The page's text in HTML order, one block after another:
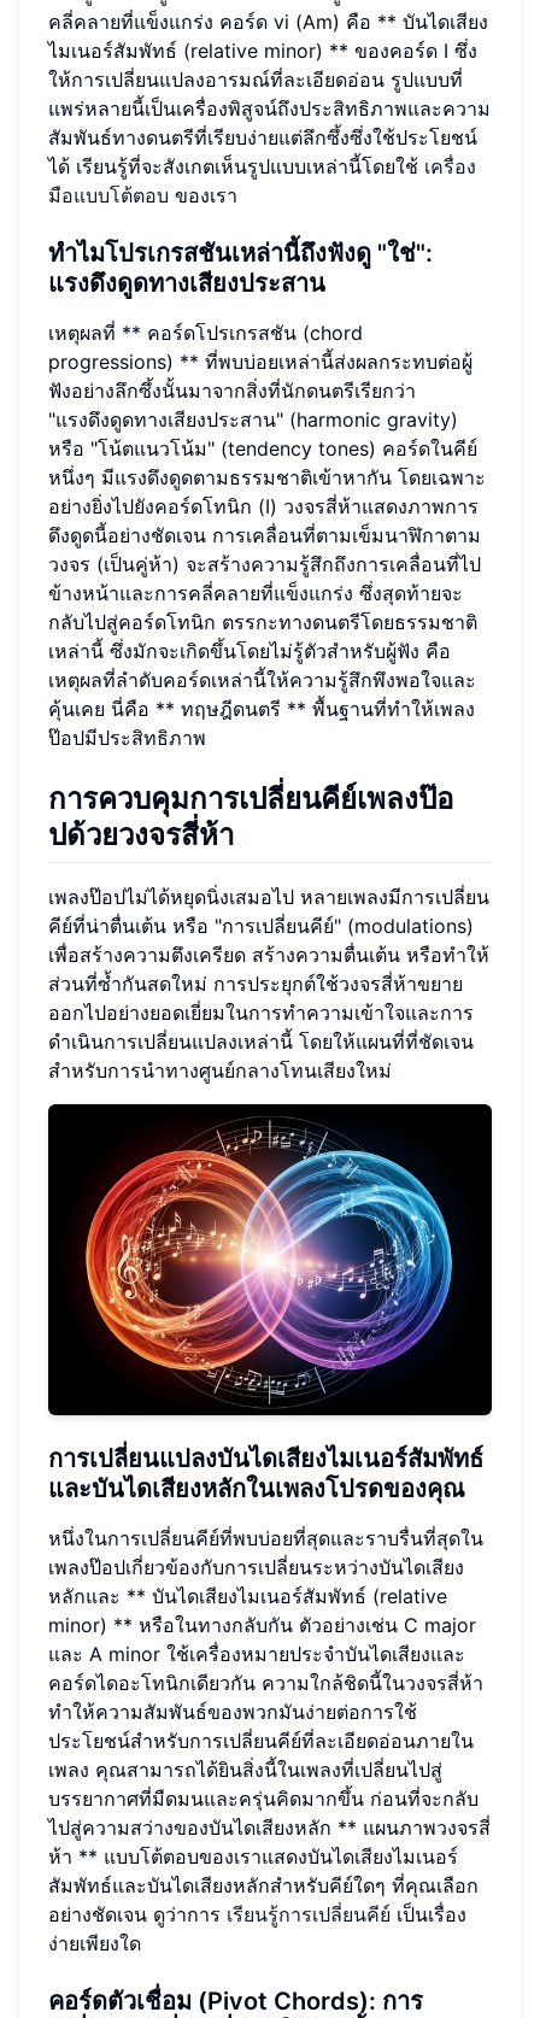
คลี่คลายที่แข็งแกร่ง คอร์ด vi (Am) คือ ** บันไดเสียง
ไมเนอร์สัมพัทธ์ (relative minor) ** ของคอร์ด I ซึ่ง
ให้การเปลี่ยนแปลงอารมณ์ที่ละเอียดอ่อน รูปแบบที่
แพร่หลายนี้เป็นเครื่องพิสูจน์ถึงประสิทธิภาพและความ
สัมพันธ์ทางดนตรีที่เรียบง่ายแต่ลึกซึ้งซึ่งใช้ประโยชน์
ได้ เรียนรู้ที่จะสังเกตเห็นรูปแบบเหล่านี้โดยใช้ เครื่อง
มือแบบโต้ตอบ ของเรา
ทำไมโปรเกรสชันเหล่านี้ถึงฟังดู "ใช่":
แรงดึงดูดทางเสียงประสาน
เหตุผลที่ ** คอร์ดโปรเกรสชัน (chord
progressions) ** ที่พบบ่อยเหล่านี้ส่งผลกระทบต่อผู้
ฟังอย่างลึกซึ้งนั้นมาจากสิ่งที่นักดนตรีเรียกว่า
"แรงดึงดูดทางเสียงประสาน" (harmonic gravity)
หรือ "โน้ตแนวโน้ม" (tendency tones) คอร์ดในคีย์
หนึ่งๆ มีแรงดึงดูดตามธรรมชาติเข้าหากัน โดยเฉพาะ
อย่างยิ่งไปยังคอร์ดโทนิก (I) วงจรสี่ห้าแสดงภาพการ
ดึงดูดนี้อย่างชัดเจน การเคลื่อนที่ตามเข็มนาฬิกาตาม
วงจร (เป็นคู่ห้า) จะสร้างความรู้สึกถึงการเคลื่อนที่ไป
ข้างหน้าและการคลี่คลายที่แข็งแกร่ง ซึ่งสุดท้ายจะ
กลับไปสู่คอร์ดโทนิก ตรรกะทางดนตรีโดยธรรมชาติ
เหล่านี้ ซึ่งมักจะเกิดขึ้นโดยไม่รู้ตัวสำหรับผู้ฟัง คือ
เหตุผลที่ลำดับคอร์ดเหล่านี้ให้ความรู้สึกพึงพอใจและ
คุ้นเคย นี่คือ ** ทฤษฎีดนตรี ** พื้นฐานที่ทำให้เพลง
ป๊อปมีประสิทธิภาพ
การควบคุมการเปลี่ยนคีย์เพลงป๊อ
ปด้วยวงจรสี่ห้า
เพลงป๊อปไม่ได้หยุดนิ่งเสมอไป หลายเพลงมีการเปลี่ยน
คีย์ที่น่าตื่นเต้น หรือ "การเปลี่ยนคีย์" (modulations)
เพื่อสร้างความตึงเครียด สร้างความตื่นเต้น หรือทำให้
ส่วนที่ซ้ำกันสดใหม่ การประยุกต์ใช้วงจรสี่ห้าขยาย
ออกไปอย่างยอดเยี่ยมในการทำความเข้าใจและการ
ดำเนินการเปลี่ยนแปลงเหล่านี้ โดยให้แผนที่ที่ชัดเจน
สำหรับการนำทางศูนย์กลางโทนเสียงใหม่
การเปลี่ยนแปลงบันไดเสียงไมเนอร์สัมพัทธ์
และบันไดเสียงหลักในเพลงโปรดของคุณ
หนึ่งในการเปลี่ยนคีย์ที่พบบ่อยที่สุดและราบรื่นที่สุดใน
เพลงป๊อปเกี่ยวข้องกับการเปลี่ยนระหว่างบันไดเสียง
หลักและ ** บันไดเสียงไมเนอร์สัมพัทธ์ (relative
minor) ** หรือในทางกลับกัน ตัวอย่างเช่น C major
และ A minor ใช้เครื่องหมายประจำบันไดเสียงและ
คอร์ดไดอะโทนิกเดียวกัน ความใกล้ชิดนี้ในวงจรสี่ห้า
ทำให้ความสัมพันธ์ของพวกมันง่ายต่อการใช้
ประโยชน์สำหรับการเปลี่ยนคีย์ที่ละเอียดอ่อนภายใน
เพลง คุณสามารถได้ยินสิ่งนี้ในเพลงที่เปลี่ยนไปสู่
บรรยากาศที่มืดมนและครุ่นคิดมากขึ้น ก่อนที่จะกลับ
ไปสู่ความสว่างของบันไดเสียงหลัก ** แผนภาพวงจรสี่
ห้า ** แบบโต้ตอบของเราแสดงบันไดเสียงไมเนอร์
สัมพัทธ์และบันไดเสียงหลักสำหรับคีย์ใดๆ ที่คุณเลือก
อย่างชัดเจน ดูว่าการ เรียนรู้การเปลี่ยนคีย์ เป็นเรื่อง
ง่ายเพียงใด
คอร์ดตัวเชื่อม (Pivot Chords): การ